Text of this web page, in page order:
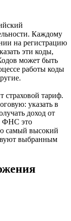
Каждому
на регистрацию
эти коды,
может быть
работы коды
страховой тариф.
указать в
доход от
ФНС это
самый высокий
выбранным